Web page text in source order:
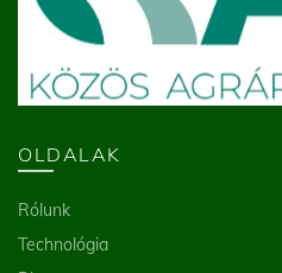
OLDALAK
Rólunk
Technológia